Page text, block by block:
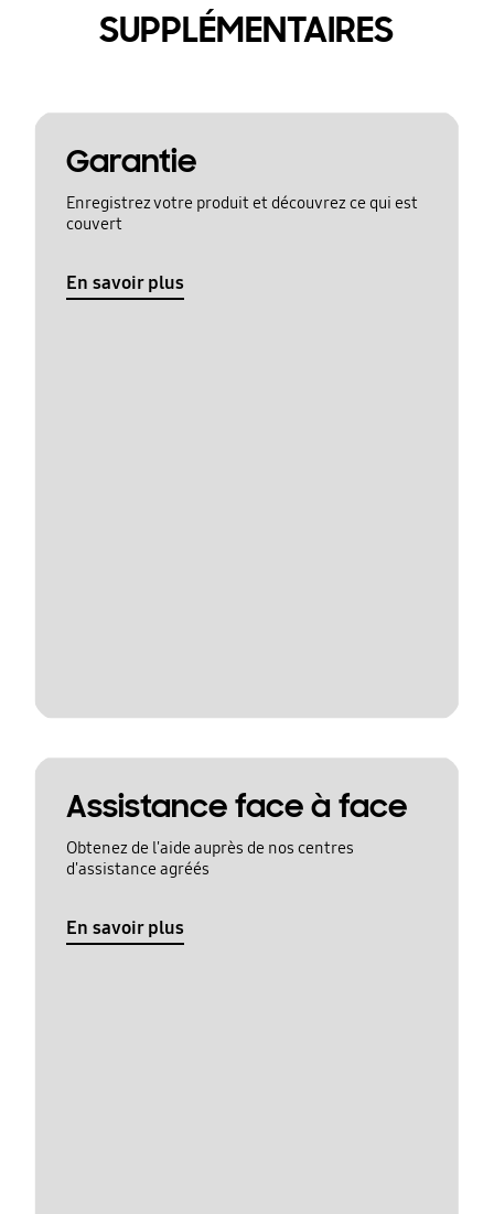
SUPPLÉMENTAIRES
Garantie
Enregistrez votre produit et découvrez ce qui est
couvert
En savoir plus
Assistance face à face
Obtenez de l'aide auprès de nos centres
d'assistance agréés
En savoir plus